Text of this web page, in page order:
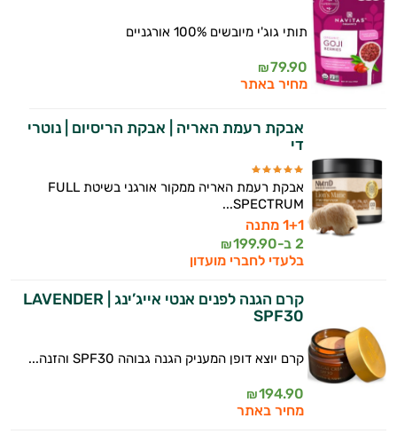
תותי גוג'י מיובשים 100% אורגניים
79.90
₪
מחיר באתר
אבקת רעמת האריה | אבקת הריסיום | נוטרי
די
אבקת רעמת האריה ממקור אורגני בשיטת FULL
SPECTRUM...
1+1 מתנה
2 ב-
199.90
₪
בלעדי לחברי מועדון
קרם הגנה לפנים אנטי אייג’ינג LAVENDER |
SPF30
קרם יוצא דופן המעניק הגנה גבוהה SPF30 והזנה...
194.90
₪
מחיר באתר